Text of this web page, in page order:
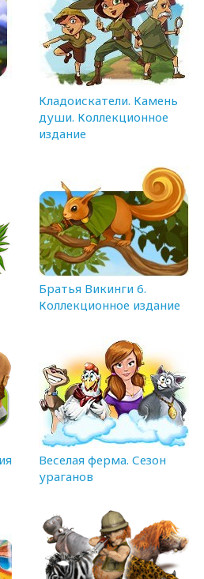
Кладоискатели. Камень
души. Коллекционное
издание
Братья Викинги 6.
Коллекционное издание
Веселая ферма. Сезон
ураганов